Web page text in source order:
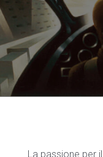
La passione per